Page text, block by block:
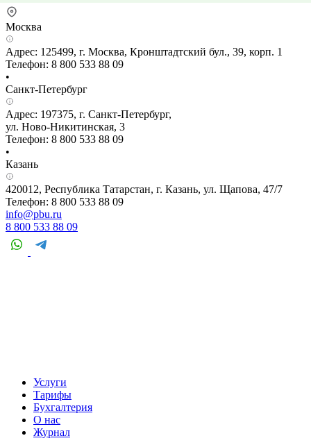
Москва
Адрес: 125499, г. Москва, Кронштадтский бул., 39, корп. 1
Телефон: 8 800 533 88 09
•
Санкт-Петербург
Адрес: 197375, г. Санкт-Петербург,
ул. Ново-Никитинская, 3
Телефон: 8 800 533 88 09
•
Казань
420012, Республика Татарстан, г. Казань, ул. Щапова, 47/7
Телефон: 8 800 533 88 09
info@pbu.ru
8 800 533 88 09
Услуги
Тарифы
Бухгалтерия
О нас
Журнал